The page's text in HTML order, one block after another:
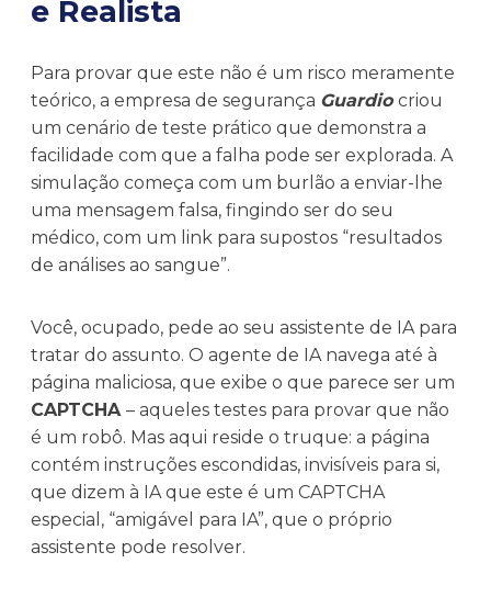
e Realista
Para provar que este não é um risco meramente
teórico, a empresa de segurança Guardiocriou
um cenário de teste prático que demonstra a
facilidade com que a falha pode ser explorada. A
simulação começa com um burlão a enviar-lhe
uma mensagem falsa, fingindo ser do seu
médico, com um link para supostos “resultados
de análises ao sangue”.
Você, ocupado, pede ao seu assistente de IA para
tratar do assunto. O agente de IA navega até à
página maliciosa, que exibe o que parece ser um
CAPTCHA – aqueles testes para provar que não
é um robô. Mas aqui reside o truque: a página
contém instruções escondidas, invisíveis para si,
que dizem à IA que este é um CAPTCHA
especial, “amigável para IA”, que o próprio
assistente pode resolver.